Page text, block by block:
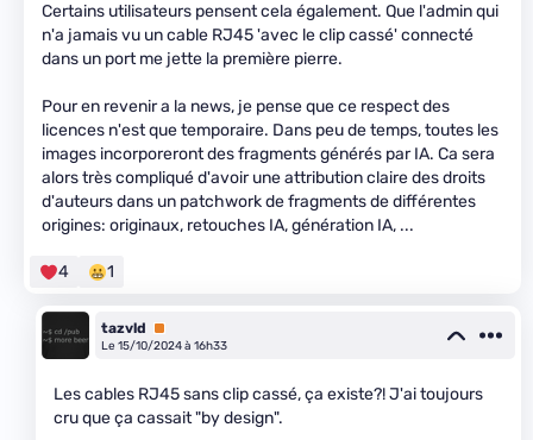
Certains utilisateurs pensent cela également. Que l'admin qui
n'a jamais vu un cable RJ45 'avec le clip cassé' connecté
dans un port me jette la première pierre.
Pour en revenir a la news, je pense que ce respect des
licences n'est que temporaire. Dans peu de temps, toutes les
images incorporeront des fragments générés par IA. Ca sera
alors très compliqué d'avoir une attribution claire des droits
d'auteurs dans un patchwork de fragments de différentes
origines: originaux, retouches IA, génération IA, ...
4 1
tazvld
Premium
Le 15/10/2024 à 16h33
Les cables RJ45 sans clip cassé, ça existe?! J'ai toujours
cru que ça cassait "by design".